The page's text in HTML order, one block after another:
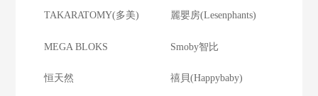
TAKARATOMY(多美) 麗嬰房(Lesenphants)
MEGA BLOKS Smoby智比
恒天然 禧貝(Happybaby)